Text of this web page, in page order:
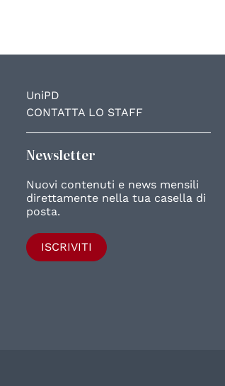
UniPD
CONTATTA LO STAFF
Newsletter
Nuovi contenuti e news mensili
direttamente nella tua casella di
posta.
ISCRIVITI